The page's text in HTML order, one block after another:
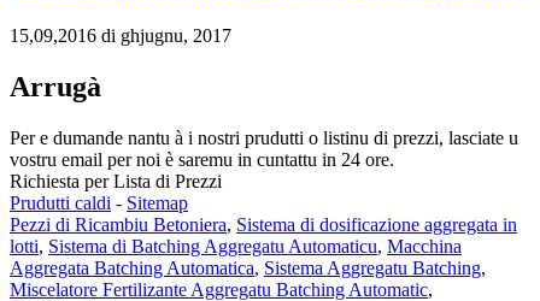
15,09,2016 di ghjugnu, 2017
Arrugà
Per e dumande nantu à i nostri prudutti o listinu di prezzi, lasciate u
vostru email per noi è saremu in cuntattu in 24 ore.
Richiesta per Lista di Prezzi
Prudutti caldi - Sitemap
Pezzi di Ricambiu Betoniera, Sistema di dosificazione aggregata in
lotti, Sistema di Batching Aggregatu Automaticu, Macchina
Aggregata Batching Automatica, Sistema Aggregatu Batching,
Miscelatore Fertilizante Aggregatu Batching Automatic,